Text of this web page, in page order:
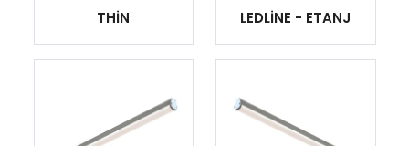
THİN LEDLİNE - ETANJ